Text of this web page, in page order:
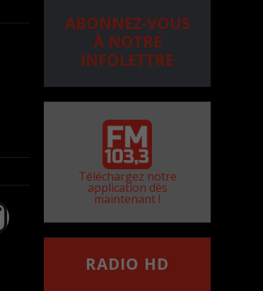
ABONNEZ-VOUS
À NOTRE
INFOLETTRE
Téléchargez notre
application dès
maintenant !
RADIO HD